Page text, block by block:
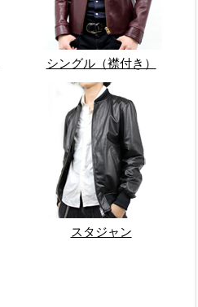
シングル（襟付き）
スタジャン